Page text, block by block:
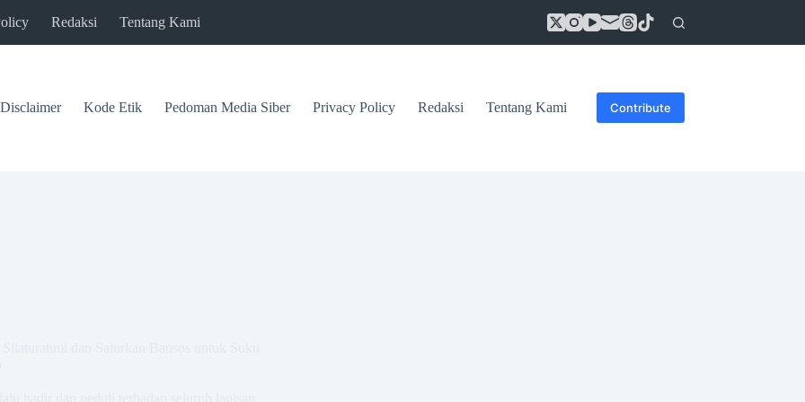
Redaksi Tentang Kami
Disclaimer Kode Etik Pedoman Media Siber Privacy Policy Redaksi Tentang Kami Contribute